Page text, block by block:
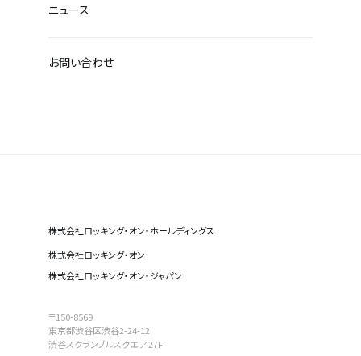
株式会社ロッキング・オン・ホールディングス
株式会社ロッキング・オン
株式会社ロッキング・オン・ジャパン
〒150-8569
東京都渋谷区渋谷2-24-12
渋谷スクランブルスクエア 27F
ニュース
お問い合わせ